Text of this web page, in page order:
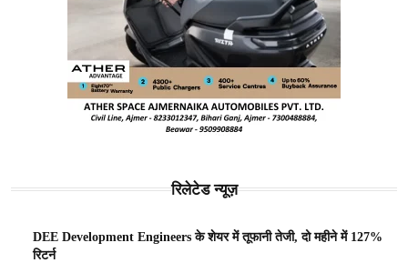
रिलेटेड न्यूज़
DEE Development Engineers के शेयर में तूफानी तेजी, दो महीने में 127%
रिटर्न